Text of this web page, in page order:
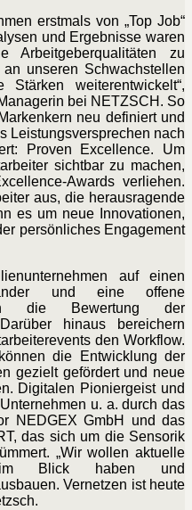
erstmals von „Top Job“
und Ergebnisse waren
zu
unseren Schwachstellen
weiterentwickelt“,
bei NETZSCH. So
neu definiert und
Leistungsversprechen nach
Proven Excellence. Um
sichtbar zu machen,
Awards verliehen.
aus, die herausragende
es um neue Innovationen,
persönliches Engagement
auf einen
und eine offene
die Bewertung der
hinaus bereichern
den Workflow.
die Entwicklung der
gezielt gefördert und neue
Digitalen Pioniergeist und
u. a. durch das
NEDGEX GmbH und das
das sich um die Sensorik
„Wir wollen aktuelle
Blick haben und
Vernetzen ist heute